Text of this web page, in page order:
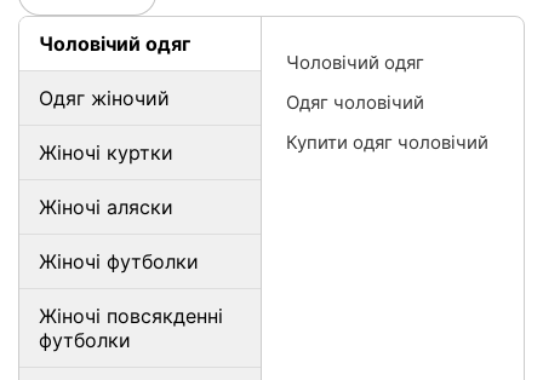
Чоловічий одяг
Одяг жіночий
Жіночі куртки
Жіночі аляски
Жіночі футболки
Жіночі повсякденні
футболки
Чоловічий одяг
Одяг чоловічий
Купити одяг чоловічий